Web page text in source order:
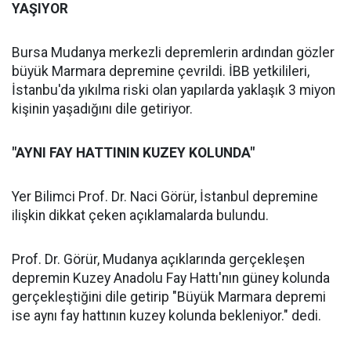
YAŞIYOR
Bursa Mudanya merkezli depremlerin ardından gözler
büyük Marmara depremine çevrildi. İBB yetkilileri,
İstanbu'da yıkılma riski olan yapılarda yaklaşık 3 miyon
kişinin yaşadığını dile getiriyor.
"AYNI FAY HATTININ KUZEY KOLUNDA"
Yer Bilimci Prof. Dr. Naci Görür, İstanbul depremine
ilişkin dikkat çeken açıklamalarda bulundu.
Prof. Dr. Görür, Mudanya açıklarında gerçekleşen
depremin Kuzey Anadolu Fay Hattı'nın güney kolunda
gerçekleştiğini dile getirip "Büyük Marmara depremi
ise aynı fay hattının kuzey kolunda bekleniyor." dedi.